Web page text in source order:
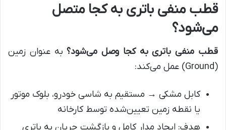
قطب منفی باتری به کجا متصل
می‌شود؟
قطب منفی باتری به کجا وصل می‌شود؟به عنوان زمین
(Ground) عمل می‌کند:
کابل مشکی → مستقیم به شاسی خودرو، بلوک موتور
یا نقطه زمین تعیین‌شده توسط کارخانه
هدف: ایجاد مدار کامل و بازگشت جریان به باتری